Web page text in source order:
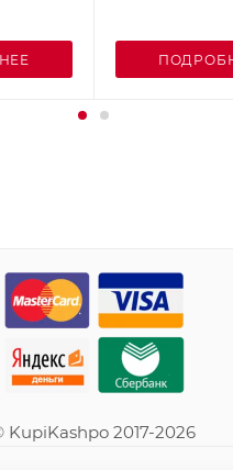
KupiKashpo 2017-2026